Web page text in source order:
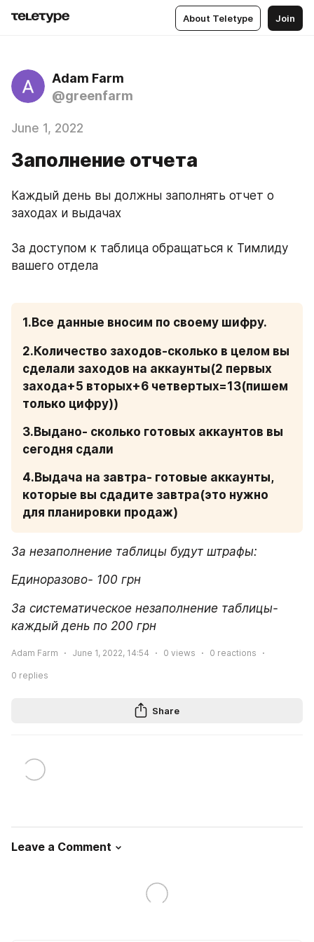
About Teletype Join
Adam Farm
@greenfarm
June 1, 2022
Заполнение отчета
Каждый день вы должны заполнять отчет о
заходах и выдачах
За доступом к таблица обращаться к Тимлиду
вашего отдела
1.Все данные вносим по своему шифру.
2.Количество заходов-сколько в целом вы
сделали заходов на аккаунты(2 первых
захода+5 вторых+6 четвертых=13(пишем
только цифру))
3.Выдано- сколько готовых аккаунтов вы
сегодня сдали
4.Выдача на завтра- готовые аккаунты,
которые вы сдадите завтра(это нужно
для планировки продаж)
За незаполнение таблицы будут штрафы:
Единоразово- 100 грн
За систематическое незаполнение таблицы-
каждый день по 200 грн
Adam Farm June 1, 2022, 14:54 0 views 0 reactions
0 replies
Share
Leave a Comment